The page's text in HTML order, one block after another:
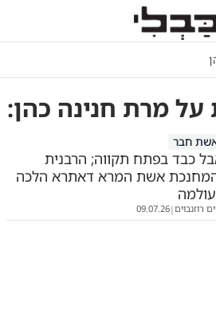
עלמרת חנינה כהן:
חבר
כבד בפתח תקווה; הרבנית
אשת המרא דאתרא הלכה
רוזנבוים|
09.07.26